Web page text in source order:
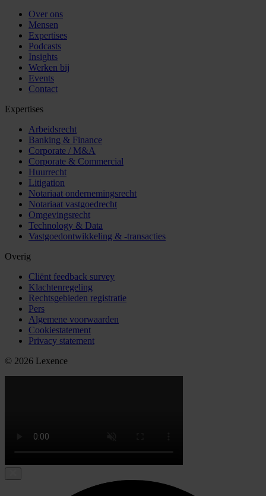
Over ons
Mensen
Expertises
Podcasts
Insights
Werken bij
Events
Contact
Expertises
Arbeidsrecht
Banking & Finance
Corporate / M&A
Corporate & Commercial
Huurrecht
Litigation
Notariaat ondernemingsrecht
Notariaat vastgoedrecht
Omgevingsrecht
Technology & Data
Vastgoedontwikkeling & -transacties
Overig
Cliënt feedback survey
Klachtenregeling
Rechtsgebieden registratie
Pers
Algemene voorwaarden
Cookiestatement
Privacy statement
© 2026 Lexence